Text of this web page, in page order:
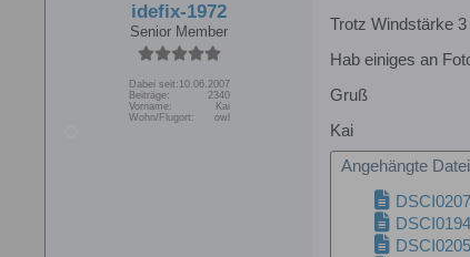
idefix-1972
Senior Member
Dabei seit: 10.06.2007
Beiträge:
2340
Vorname:
Kai
Wohn/Flugort:
owl
Trotz Windstärke
Hab einiges an
Gruß
Kai
Angehängte